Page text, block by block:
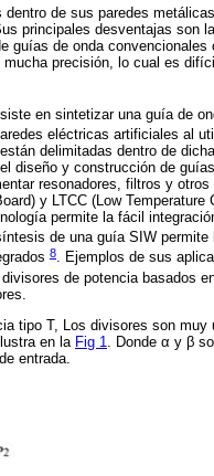
de sus paredes
principales desventajas son
guías de onda convencionales
precisión, lo cual es
en sintetizar una guía de
eléctricas artificiales al
delimitadas dentro de
diseño y construcción de
resonadores, filtros y
y LTCC (Low Temperature
permite la fácil
de una guía SIW permite
8. Ejemplos de sus
de potencia basados
tipo T, Los divisores son
en la Fig 1. Donde α y β
entrada.